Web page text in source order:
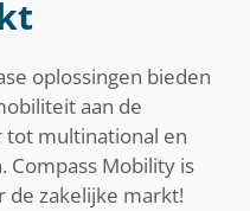
oplossingen bieden
aan de
tot multinational en
Compass Mobility is
de zakelijke markt!